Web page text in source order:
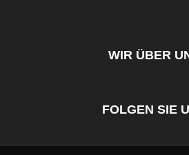
WIR ÜBER
FOLGEN SIE